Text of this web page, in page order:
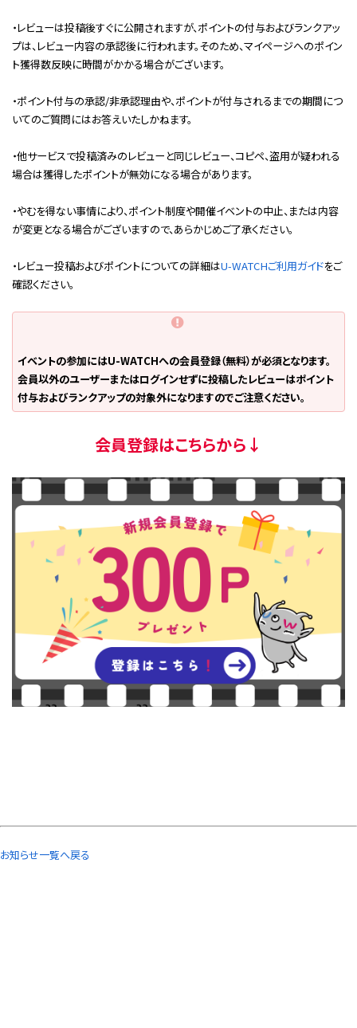
・レビューは投稿後すぐに公開されますが、ポイントの付与およびランクアッ
プは、レビュー内容の承認後に行われます。そのため、マイページへのポイン
ト獲得数反映に時間がかかる場合がございます。
・ポイント付与の承認/非承認理由や、ポイントが付与されるまでの期間につ
いてのご質問にはお答えいたしかねます。
・他サービスで投稿済みのレビューと同じレビュー、コピペ、盗用が疑われる
場合は獲得したポイントが無効になる場合があります。
・やむを得ない事情により、ポイント制度や開催イベントの中止、または内容
が変更となる場合がございますので、あらかじめご了承ください。
・レビュー投稿およびポイントについての詳細はU-WATCHご利用ガイドをご
確認ください。
イベントの参加にはU-WATCHへの会員登録（無料）が必須となります。
会員以外のユーザーまたはログインせずに投稿したレビューはポイント
付与およびランクアップの対象外になりますのでご注意ください。
会員登録はこちらから↓
お知らせ一覧へ戻る